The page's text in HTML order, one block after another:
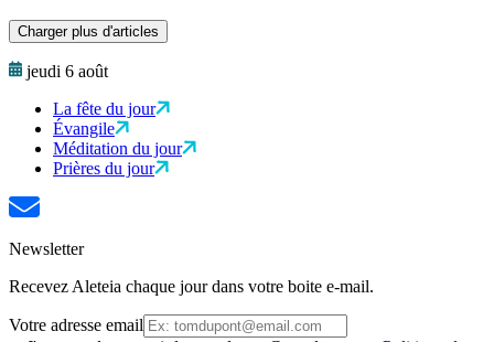
Charger plus d'articles
jeudi 6 août
La fête du jour
Évangile
Méditation du jour
Prières du jour
Newsletter
Recevez Aleteia chaque jour dans votre boite e-mail.
Votre adresse email